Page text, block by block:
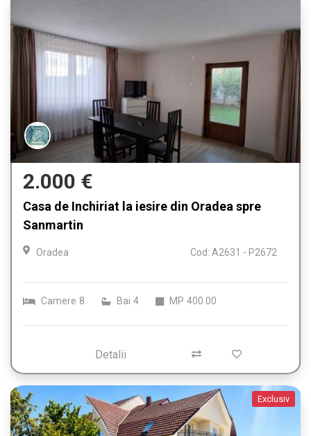
2.000 €
Casa de Inchiriat la iesire din Oradea spre
Sanmartin
Oradea Cod: A2631 - P2672
Camere 8 Bai 4 MP 400.00
Detalii
Exclusiv